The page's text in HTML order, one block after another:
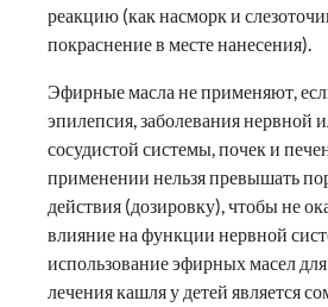
реакцию (как насморк и
покраснение в месте нанесения).
Эфирные масла не применяют,
эпилепсия, заболевания нервной
сосудистой системы, почек и
применении нельзя превышать
действия (дозировку), чтобы не
влияние на функции нервной
использование эфирных масел
лечения кашля у детей является